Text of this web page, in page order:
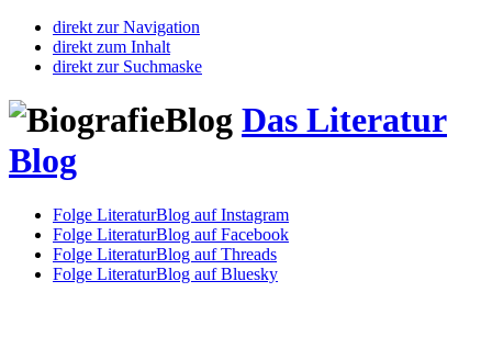
direkt zur Navigation
direkt zum Inhalt
direkt zur Suchmaske
Das Literatur
Blog
Folge LiteraturBlog auf Instagram
Folge LiteraturBlog auf Facebook
Folge LiteraturBlog auf Threads
Folge LiteraturBlog auf Bluesky